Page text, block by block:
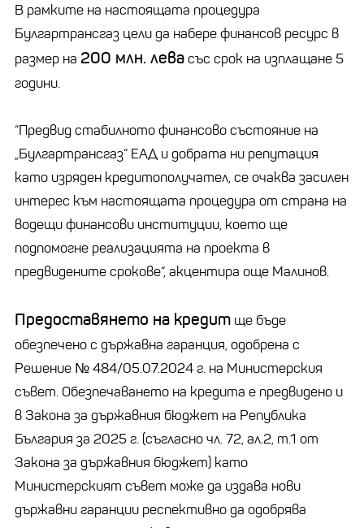
В рамките на настоящата процедура
Булгартрансгаз цели да набере финансов ресурс в
размер на 200 млн. левасъс срок на изплащане 5
години.
“Предвид стабилното финансово състояние на
„Булгартрансгаз“ ЕАД и добрата ни репутация
като изряден кредитополучател, се очаква засилен
интерес към настоящата процедура от страна на
водещи финансови институции, което ще
подпомогне реализацията на проекта в
предвидените срокове“, акцентира още Малинов.
Предоставянето на кредит ще бъде
обезпечено с държавна гаранция, одобрена с
Решение № 484/05.07.2024 г. на Министерския
съвет. Обезпечаването на кредита е предвидено и
в Закона за държавния бюджет на Република
България за 2025 г. (съгласно чл. 72, ал.2, т.1 от
Закона за държавния бюджет) като
Министерският съвет може да издава нови
държавни гаранции респективно да одобрява